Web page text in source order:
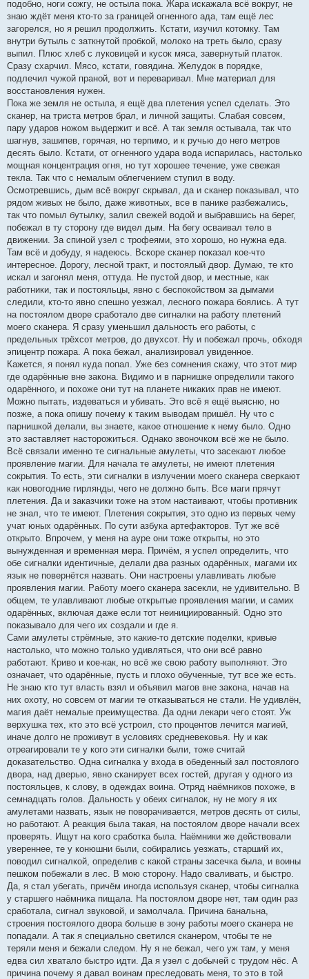
подобно, ноги сожгу, не остыла пока. Жара искажала всё вокруг, не
знаю ждёт меня кто-то за границей огненного ада, там ещё лес
загорелся, но я решил продолжить. Кстати, изучил котомку. Там
внутри бутыль с заткнутой пробкой, молоко на треть было, сразу
выпил. Плюс хлеб с луковицей и кусок мяса, завернутый платок.
Сразу схарчил. Мясо, кстати, говядина. Желудок в порядке,
подлечил чужой праной, вот и переваривал. Мне материал для
восстановления нужен.
Пока же земля не остыла, я ещё два плетения успел сделать. Это
сканер, на триста метров брал, и личной защиты. Слабая совсем,
пару ударов ножом выдержит и всё. А так земля остывала, так что
шагнув, зашипев, горячая, но терпимо, и к ручью до него метров
десять было. Кстати, от огненного удара вода испарилась, настолько
мощная концентрация огня, но тут хорошее течение, уже свежая
текла. Так что с немалым облегчением ступил в воду.
Осмотревшись, дым всё вокруг скрывал, да и сканер показывал, что
рядом живых не было, даже животных, все в панике разбежались,
так что помыл бутылку, залил свежей водой и выбравшись на берег,
побежал в ту сторону где видел дым. На бегу осваивал тело в
движении. За спиной узел с трофеями, это хорошо, но нужна еда.
Там всё и добуду, я надеюсь. Вскоре сканер показал кое-что
интересное. Дорогу, лесной тракт, и постоялый двор. Думаю, те кто
искал и загонял меня, оттуда. Не пустой двор, и местные, как
работники, так и постояльцы, явно с беспокойством за дымами
следили, кто-то явно спешно уезжал, лесного пожара боялись. А тут
на постоялом дворе сработало две сигналки на работу плетений
моего сканера. Я сразу уменьшил дальность его работы, с
предельных трёхсот метров, до двухсот. Ну и побежал прочь, обходя
эпицентр пожара. А пока бежал, анализировал увиденное.
Кажется, я понял куда попал. Уже без сомнения скажу, что этот мир
где одарённые вне закона. Видимо и в парнишке определили такого
одарённого, и похоже они тут на планете никаких прав не имеют.
Можно пытать, издеваться и убивать. Это всё я ещё выясню, но
позже, а пока опишу почему к таким выводам пришёл. Ну что с
парнишкой делали, вы знаете, какое отношение к нему было. Одно
это заставляет насторожиться. Однако звоночком всё же не было.
Всё связали именно те сигнальные амулеты, что засекают любое
проявление магии. Для начала те амулеты, не имеют плетения
сокрытия. То есть, эти сигналки в излучении моего сканера сверкают
как новогодние гирлянды, чего не должно быть. Все маги прячут
плетения. Да и заказчики тоже на этом настаивают, чтобы противник
не знал, что те имеют. Плетения сокрытия, это одно из первых чему
учат юных одарённых. По сути азбука артефакторов. Тут же всё
открыто. Впрочем, у меня на ауре они тоже открыты, но это
вынужденная и временная мера. Причём, я успел определить, что
обе сигналки идентичные, делали два разных одарённых, магами их
язык не повернётся назвать. Они настроены улавливать любые
проявления магии. Работу моего сканера засекли, не удивительно. В
общем, те улавливают любые открытые проявления магии, и самих
одарённых, включая даже если тот неинициированный. Одно это
показывало для чего их создали и где я.
Сами амулеты стрёмные, это какие-то детские поделки, кривые
настолько, что можно только удивляться, что они всё равно
работают. Криво и кое-как, но всё же свою работу выполняют. Это
означает, что одарённые, пусть и плохо обученные, тут все же есть.
Не знаю кто тут власть взял и объявил магов вне закона, начав на
них охоту, но совсем от магии те отказываться не стали. Не удивлён,
магия даёт немалые преимущества. Да одни лекари чего стоят. Уж
верхушка тех, кто это всё устроил, сто процентов лечится магией,
иначе долго не проживут в условиях средневековья. Ну и как
отреагировали те у кого эти сигналки были, тоже считай
доказательство. Одна сигналка у входа в обеденный зал постоялого
двора, над дверью, явно сканирует всех гостей, другая у одного из
постояльцев, к слову, в одеждах воина. Отряд наёмников похоже, в
семнадцать голов. Дальность у обеих сигналок, ну не могу я их
амулетами назвать, язык не поворачивается, метров десять от силы,
но работают. А реакция была такая, на постоялом дворе начали всех
проверять. Ищут на кого сработка была. Наёмники же действовали
увереннее, те у конюшни были, собирались уезжать, старший их,
поводил сигналкой, определив с какой страны засечка была, и воины
пешком побежали в лес. В мою сторону. Надо сваливать, и быстро.
Да, я стал убегать, причём иногда используя сканер, чтобы сигналка
у старшего наёмника пищала. На постоялом дворе нет, там один раз
сработала, сигнал звуковой, и замолчала. Причина банальна,
строения постоялого двора больше в зону работы моего сканера не
попадали. А так я специально светился сканером, чтобы те не
теряли меня и бежали следом. Ну я не бежал, чего уж там, у меня
едва сил хватало быстро идти. Да я узел с добычей с трудом нёс. А
причина почему я давал воинам преследовать меня, то это в той